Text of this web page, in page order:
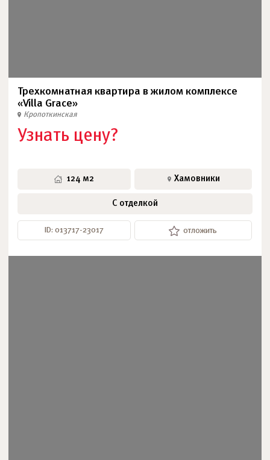
Трехкомнатная квартира в жилом комплексе
«Villa Grace»
Кропоткинская
Узнать цену?
124 м2 Хамовники
С отделкой
ID: 013717-23017 отложить